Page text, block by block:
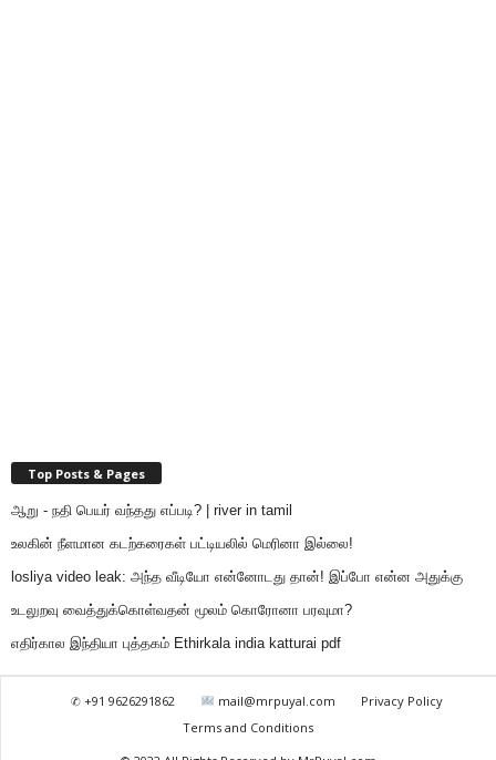
Top Posts & Pages
ஆறு - நதி பெயர் வந்தது எப்படி? | river in tamil
உலகின் நீளமான கடற்கரைகள் பட்டியலில் மெரினா இல்லை!
losliya video leak: அந்த வீடியோ என்னோடது தான்! இப்போ என்ன அதுக்கு
உடலுறவு வைத்துக்கொள்வதன் மூலம் கொரோனா பரவுமா?
எதிர்கால இந்தியா புத்தகம் Ethirkala india katturai pdf
✆ +91 9626291862 mail@mrpuyal.com
Privacy Policy
Terms and Conditions